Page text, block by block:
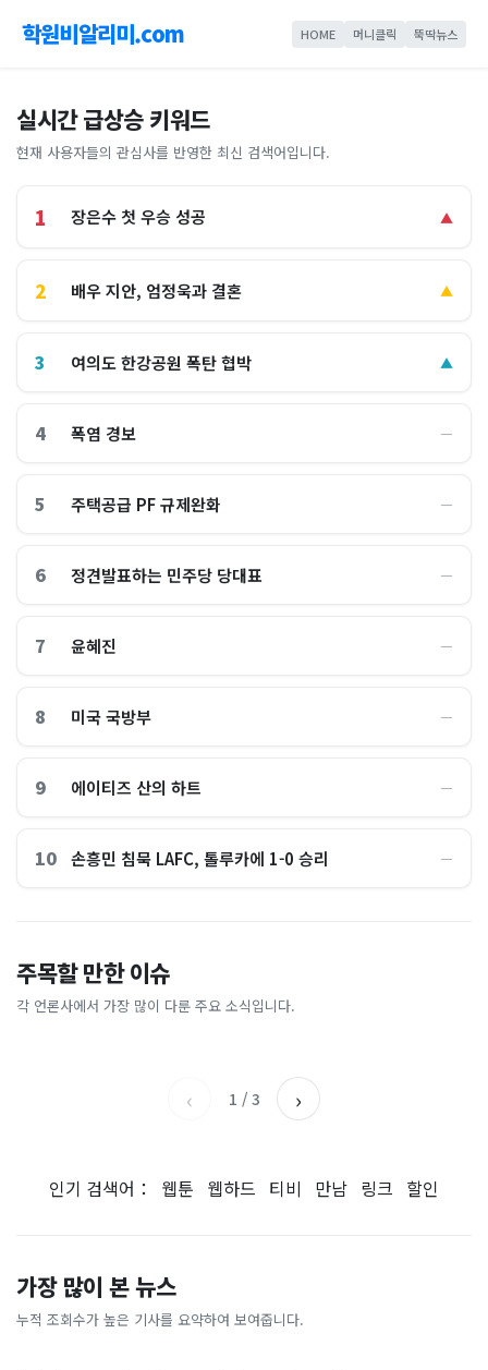
학원비알리미.com HOME 머니클릭 뚝딱뉴스
실시간 급상승 키워드
현재 사용자들의 관심사를 반영한 최신 검색어입니다.
1 장은수 첫 우승 성공 ▲
2 배우 지안, 엄정욱과 결혼 ▲
3 여의도 한강공원 폭탄 협박 ▲
4 폭염 경보 ―
5 주택공급 PF 규제완화 ―
6 정견발표하는 민주당 당대표 ―
7 윤혜진 ―
8 미국 국방부 ―
9 에이티즈 산의 하트 ―
10 손흥민 침묵 LAFC, 톨루카에 1-0 승리 ―
주목할 만한 이슈
각 언론사에서 가장 많이 다룬 주요 소식입니다.
"손주 돌보려고 집 비운건데"
"비거주면 다 투기냐!" 정부
세제개편안 민원 폭주…'국민
SBS
주목한 '반전 신호'
아시아경제
[속보] 주진우 "4시 투표율을
2시에 입력…선관위는 타임
탄 설치"…경찰, 협박글 작성
‹ 1 / 3 ›
인기 검색어： 웹툰 웹하드 티비 만남 링크 할인
가장 많이 본 뉴스
누적 조회수가 높은 기사를 요약하여 보여줍니다.